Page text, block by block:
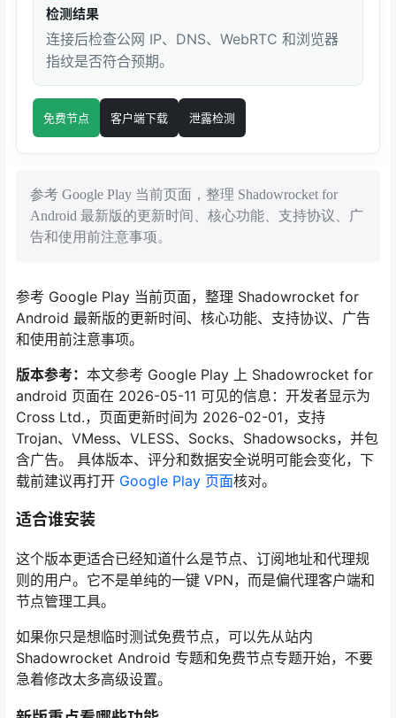
检测结果
连接后检查公网 IP、DNS、WebRTC 和浏览器
指纹是否符合预期。
免费节点 客户端下载 泄露检测
参考 Google Play 当前页面，整理 Shadowrocket for
Android 最新版的更新时间、核心功能、支持协议、广
告和使用前注意事项。
参考 Google Play 当前页面，整理 Shadowrocket for
Android 最新版的更新时间、核心功能、支持协议、广告
和使用前注意事项。
版本参考： 本文参考 Google Play 上 Shadowrocket for
android 页面在 2026-05-11 可见的信息：开发者显示为
Cross Ltd.，页面更新时间为 2026-02-01，支持
Trojan、VMess、VLESS、Socks、Shadowsocks，并包
含广告。 具体版本、评分和数据安全说明可能会变化，下
载前建议再打开 Google Play 页面核对。
适合谁安装
这个版本更适合已经知道什么是节点、订阅地址和代理规
则的用户。它不是单纯的一键 VPN，而是偏代理客户端和
节点管理工具。
如果你只是想临时测试免费节点，可以先从站内
Shadowrocket Android 专题和免费节点专题开始，不要
急着修改太多高级设置。